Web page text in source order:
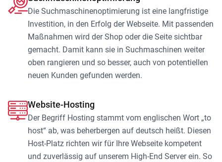
Die Suchmaschinenoptimierung ist eine langfristige
Investition, in den Erfolg der Webseite. Mit passenden
Maßnahmen wird der Shop oder die Seite sichtbar
gemacht. Damit kann sie in Suchmaschinen weiter
oben rangieren und so besser, auch von potentiellen
neuen Kunden gefunden werden.
Website-Hosting
Der Begriff Hosting stammt vom englischen Wort „to
host“ ab, was beherbergen auf deutsch heißt. Diesen
Host-Platz richten wir für Ihre Webseite kompetent
und zuverlässig auf unserem High-End Server ein. So